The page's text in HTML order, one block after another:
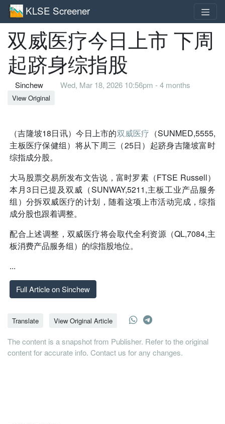
KLSE Screener
双威医疗今日上市 下周
起跻身综指股
Sinchew Wed, Mar 18, 2026 10:56pm - 4 months
View Original
（吉隆坡18日讯）今日上市的双威医疗 （SUNMED,5555,
主板医疗保健组）将从下周三（25日）起跻身吉隆坡富时
综指成分股。
大马股票交易所发布文告说，富时罗素（FTSE Russell）
本月3日已提及双威（SUNWAY,5211,主板工业产品服务
组）分拆双威医疗的计划，随着这项上市活动完成，综指
成分股也跟着调整。
配合上述调整，双威医疗将会取代全利资源（QL,7084,主
板消费产品服务组）的综指股地位。
...
Full Article on Sinchew
Translate View Original Article
The content is a snapshot from Publisher. Refer to the original
content for accurate info. Contact us for any changes.